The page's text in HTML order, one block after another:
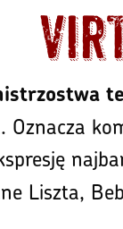
Oznacza
Liszta,